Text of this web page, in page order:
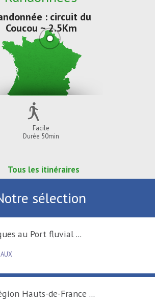
: circuit du
Coucou ~ 2.5Km
Facile
Durée 50min
Tous les itinéraires
sélection